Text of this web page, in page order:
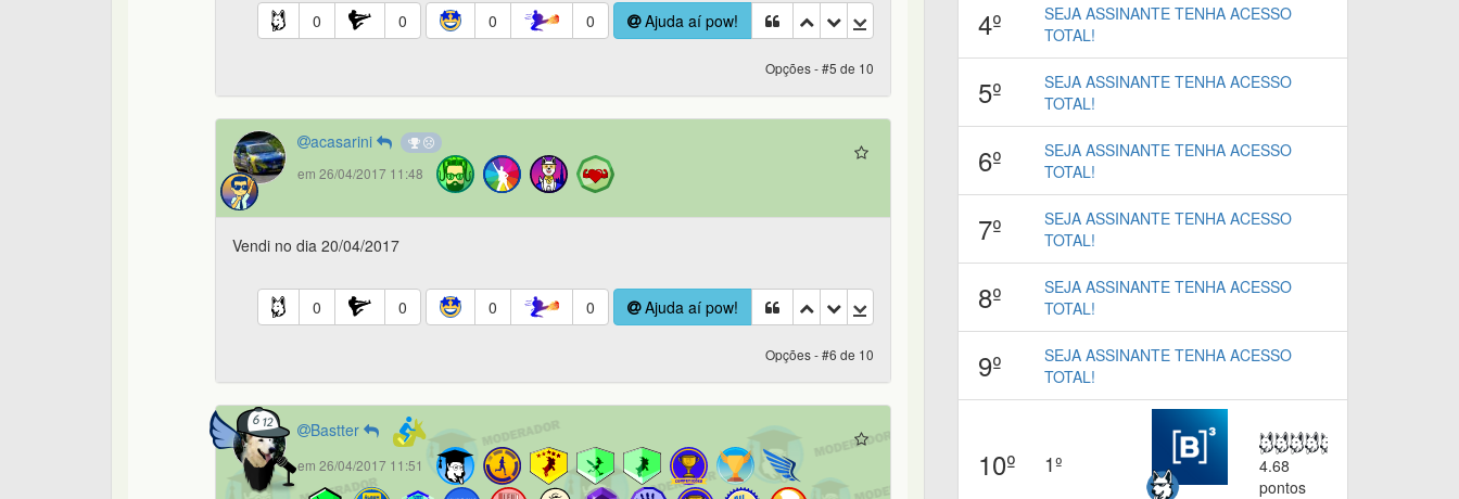
0 0 0 0 Ajuda aí pow!
Opções - #5 de 10
acasarini
em 26/04/2017 11:48
Vendi no dia 20/04/2017
0 0 0 0 Ajuda aí pow!
Opções - #6 de 10
Bastter
em 26/04/2017 11:51
4º
SEJA ASSINANTE TENHA ACESSO
TOTAL!
5º
SEJA ASSINANTE TENHA ACESSO
TOTAL!
6º
SEJA ASSINANTE TENHA ACESSO
TOTAL!
7º
SEJA ASSINANTE TENHA ACESSO
TOTAL!
8º
SEJA ASSINANTE TENHA ACESSO
TOTAL!
9º
SEJA ASSINANTE TENHA ACESSO
TOTAL!
10º 1º
4.68
pontos